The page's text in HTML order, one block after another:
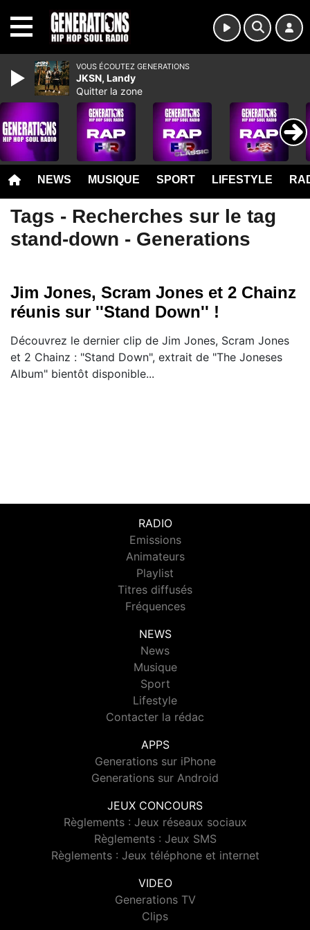
NEWS MUSIQUE SPORT LIFESTYLE
Tags - Recherches sur le tag
stand-down - Generations
Jim Jones, Scram Jones et 2 Chainz
réunis sur ''Stand Down'' !
Découvrez le dernier clip de Jim Jones, Scram Jones
et 2 Chainz : "Stand Down", extrait de "The Joneses
Album" bientôt disponible...
RADIO
Emissions
Animateurs
Playlist
Titres diffusés
Fréquences
NEWS
News
Musique
Sport
Lifestyle
Contacter la rédac
APPS
Generations sur iPhone
Generations sur Android
JEUX CONCOURS
Règlements : Jeux réseaux sociaux
Règlements : Jeux SMS
Règlements : Jeux téléphone et internet
VIDEO
Generations TV
Clips
VOUS ÉCOUTEZ GENERATIONS
JKSN, Landy
Quitter la zone